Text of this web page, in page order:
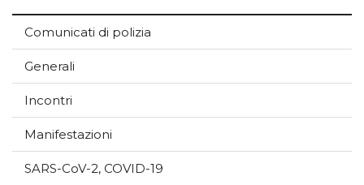
Comunicati di polizia
Generali
Incontri
Manifestazioni
SARS-CoV-2, COVID-19